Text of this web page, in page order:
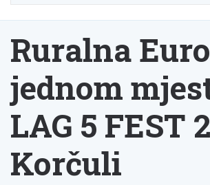
Ruralna
jednom
LAG 5 FEST
Korčuli